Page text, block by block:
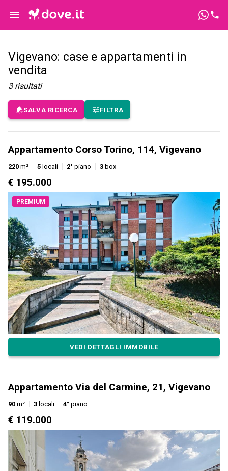
Vigevano: case e appartamenti in
vendita
3 risultati
SALVA RICERCA FILTRA
Appartamento Corso Torino, 114, Vigevano
220 m² 5 locali 2° piano 3 box
€ 195.000
PREMIUM
VEDI DETTAGLI IMMOBILE
Appartamento Via del Carmine, 21, Vigevano
90 m² 3 locali 4° piano
€ 119.000